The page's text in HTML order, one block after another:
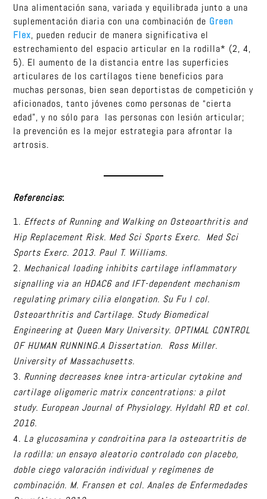
Una alimentación sana, variada y equilibrada junto a una
suplementación diaria con una combinación de Green
Flex, pueden reducir de manera significativa el
estrechamiento del espacio articular en la rodilla* (2, 4,
5). El aumento de la distancia entre las superficies
articulares de los cartílagos tiene beneficios para
muchas personas, bien sean deportistas de competición y
aficionados, tanto jóvenes como personas de “cierta
edad”, y no sólo para las personas con lesión articular;
la prevención es la mejor estrategia para afrontar la
artrosis.
Referencias:
Effects of Running and Walking on Osteoarthritis and
Hip Replacement Risk. Med Sci Sports Exerc. Med Sci
Sports Exerc. 2013. Paul T. Williams.
Mechanical loading inhibits cartilage inflammatory
signalling via an HDAC6 and IFT-dependent mechanism
regulating primary cilia elongation. Su Fu l col.
Osteoarthritis and Cartilage. Study Biomedical
Engineering at Queen Mary University. OPTIMAL CONTROL
OF HUMAN RUNNING.A Dissertation. Ross Miller.
University of Massachusetts.
Running decreases knee intra-articular cytokine and
cartilage oligomeric matrix concentrations: a pilot
study. European Journal of Physiology. Hyldahl RD et col.
2016.
La glucosamina y condroitina para la osteoartritis de
la rodilla: un ensayo aleatorio controlado con placebo,
doble ciego valoración individual y regímenes de
combinación. M. Fransen et col. Anales de Enfermedades